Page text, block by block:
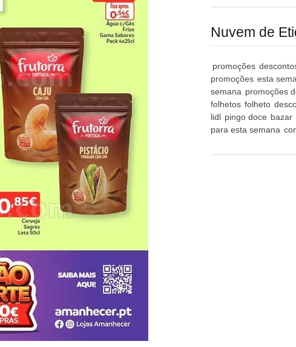
Nuvem de
promoções
promoções esta
semana promoções
folhetos folheto
lidl pingo doce bazar
para esta semana